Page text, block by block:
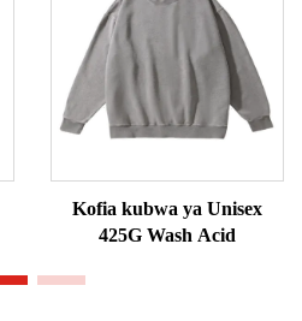
Kofia kubwa ya Unisex
425G Wash Acid